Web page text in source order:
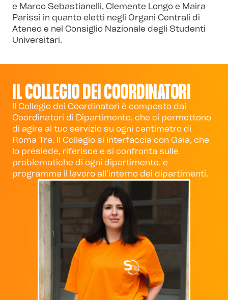
e Marco Sebastianelli, Clemente Longo e Maira
Parissi in quanto eletti negli Organi Centrali di
Ateneo e nel Consiglio Nazionale degli Studenti
Universitari.
IL COLLEGIO DEI COORDINATORI
Il Collegio dei Coordinatori è composto dai
Coordinatori di Dipartimento, che ci permettono
di agire al tuo servizio su ogni centimetro di
Roma Tre. Il Collegio si interfaccia con Gaia, che
lo presiede, riferisce e si confronta sulle
problematiche di ogni dipartimento, e
programma il lavoro all’interno dei dipartimenti.